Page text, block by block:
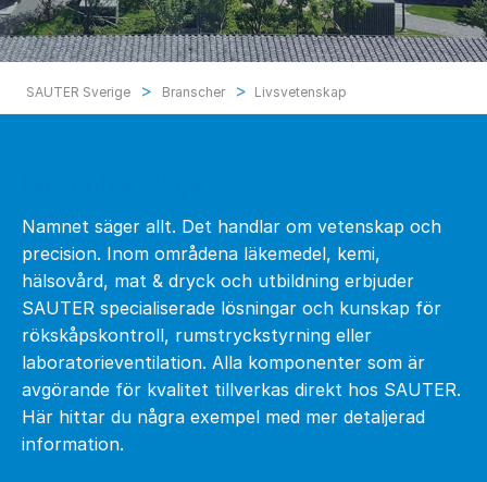
SAUTER Sverige > Branscher > Livsvetenskap
Namnet säger allt. Det handlar om vetenskap och
precision. Inom områdena läkemedel, kemi,
hälsovård, mat & dryck och utbildning erbjuder
SAUTER specialiserade lösningar och kunskap för
rökskåpskontroll, rumstryckstyrning eller
laboratorieventilation. Alla komponenter som är
avgörande för kvalitet tillverkas direkt hos SAUTER.
Här hittar du några exempel med mer detaljerad
information.